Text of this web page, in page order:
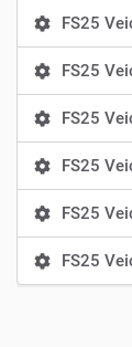
FS25
FS25
FS25
FS25
FS25
FS25